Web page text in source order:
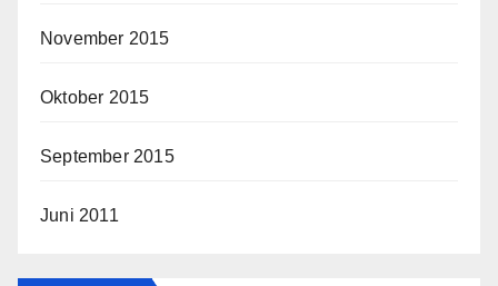
November 2015
Oktober 2015
September 2015
Juni 2011